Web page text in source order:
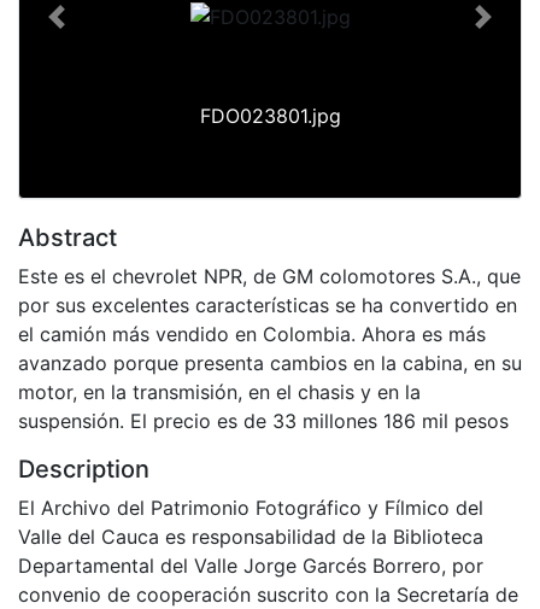
FDO023801.jpg
Previous Next
Abstract
Este es el chevrolet NPR, de GM colomotores S.A., que
por sus excelentes características se ha convertido en
el camión más vendido en Colombia. Ahora es más
avanzado porque presenta cambios en la cabina, en su
motor, en la transmisión, en el chasis y en la
suspensión. El precio es de 33 millones 186 mil pesos
Description
El Archivo del Patrimonio Fotográfico y Fílmico del
Valle del Cauca es responsabilidad de la Biblioteca
Departamental del Valle Jorge Garcés Borrero, por
convenio de cooperación suscrito con la Secretaría de